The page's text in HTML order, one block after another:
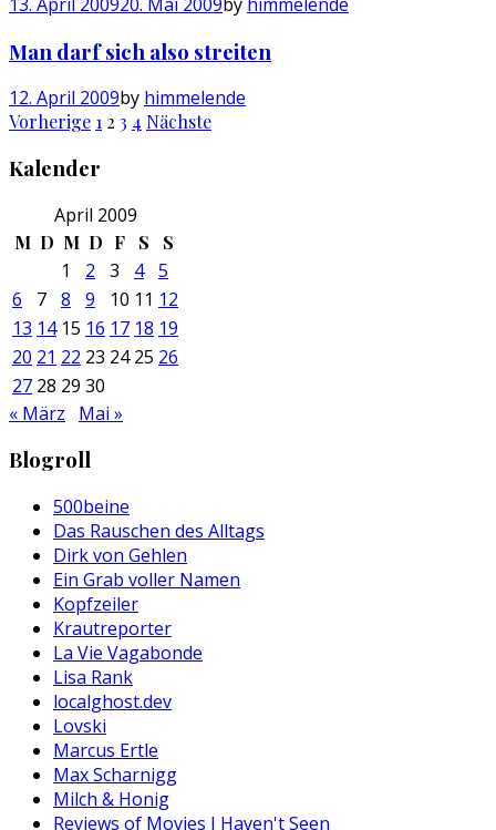
Man darf sich also streiten
12. April 2009by himmelende
Seitennummerierung
der
Vorherige 1 2 3 4 Nächste
Kalender
April 2009
M D M D F S S
1 2 3 4 5
6
7 8 9 10 11 12
13 14 15 16 17 18 19
20 21 22 23 24 25 26
27 28 29 30
« März
Mai »
Blogroll
500beine
Das Rauschen des Alltags
Dirk von Gehlen
Ein Grab voller Namen
Kopfzeiler
Krautreporter
La Vie Vagabonde
Lisa Rank
localghost.dev
Lovski
Marcus Ertle
Max Scharnigg
Milch & Honig
Reviews of Movies I Haven't Seen